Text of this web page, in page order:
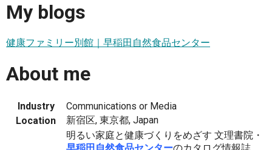
My blogs
健康ファミリー別館｜早稲田自然食品センター
About me
Industry
Communications or Media
Location
新宿区, 東京都, Japan
明るい家庭と健康づくりをめざす 文理書院・